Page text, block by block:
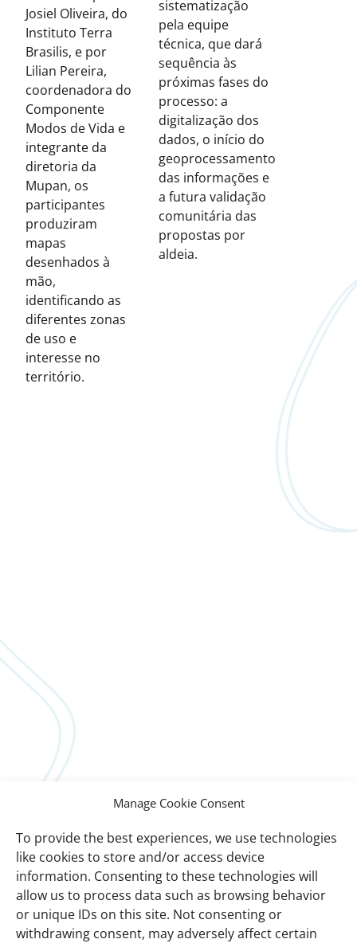
Manage Cookie Consent
To provide the best experiences, we use technologies
like cookies to store and/or access device
information. Consenting to these technologies will
allow us to process data such as browsing behavior
or unique IDs on this site. Not consenting or
withdrawing consent, may adversely affect certain
Josiel Oliveira, do
Instituto Terra
Brasilis, e por
Lilian Pereira,
coordenadora do
Componente
Modos de Vida e
integrante da
diretoria da
Mupan, os
participantes
produziram
mapas
desenhados à
mão,
identificando as
diferentes zonas
de uso e
interesse no
território.
sistematização
pela equipe
técnica, que dará
sequência às
próximas fases do
processo: a
digitalização dos
dados, o início do
geoprocessamento
das informações e
a futura validação
comunitária das
propostas por
aldeia.
Important Sobre nós